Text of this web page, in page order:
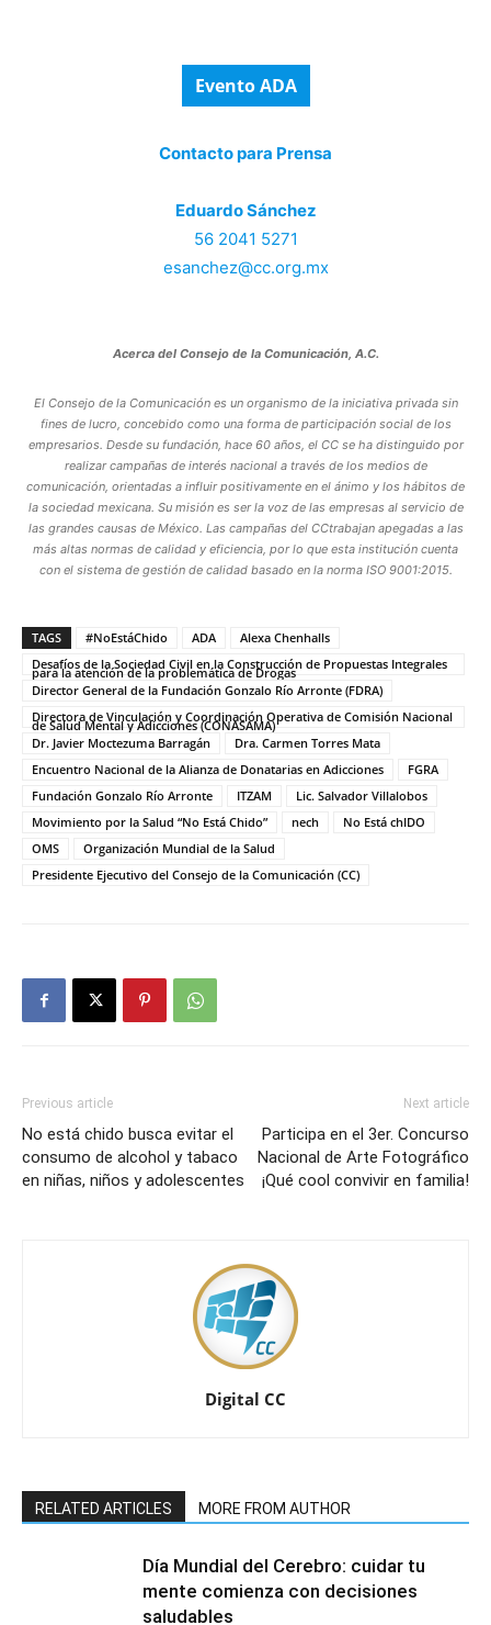
Evento ADA
Contacto para Prensa
Eduardo Sánchez
56 2041 5271
esanchez@cc.org.mx
Acerca del Consejo de la Comunicación, A.C.
El Consejo de la Comunicación es un organismo de la iniciativa privada sin
fines de lucro, concebido como una forma de participación social de los
empresarios. Desde su fundación, hace 60 años, el CC se ha distinguido por
realizarcampañas de interés nacional a través de los medios de
comunicación, orientadas a influir positivamente en el ánimo y los hábitos de
la sociedad mexicana. Su misión es ser la voz de las empresas al servicio de
las grandes causas de México. Las campañas del CCtrabajan apegadas a las
más altas normas de calidad y eficiencia, por lo que esta institución cuenta
con el sistema de gestión de calidad basado en la norma ISO 9001:2015.
TAGS #NoEstáChido ADA
Alexa Chenhalls
Desafíos de la Sociedad Civil en la Construcción de Propuestas Integrales
para la atención de la problemática de Drogas
Director General de la Fundación Gonzalo Río Arronte (FDRA)
Directora de Vinculación y Coordinación Operativa de Comisión Nacional
de Salud Mental y Adicciones (CONASAMA)
Dr. Javier Moctezuma Barragán
Dra. Carmen Torres Mata
Encuentro Nacional de la Alianza de Donatarias en Adicciones
FGRA
Fundación Gonzalo Río Arronte
ITZAM
Lic. Salvador Villalobos
Movimiento por la Salud “No Está Chido”
nech
No Está chIDO
OMS
Organización Mundial de la Salud
Presidente Ejecutivo del Consejo de la Comunicación (CC)
Previous article
No está chido busca evitar el
consumo de alcohol y tabaco
en niñas, niños y adolescentes
Next article
Participa en el 3er. Concurso
Nacional de Arte Fotográfico
¡Qué cool convivir en familia!
Digital CC
RELATED ARTICLES MORE FROM AUTHOR
Día Mundial del Cerebro: cuidar tu
mente comienza con decisiones
saludables